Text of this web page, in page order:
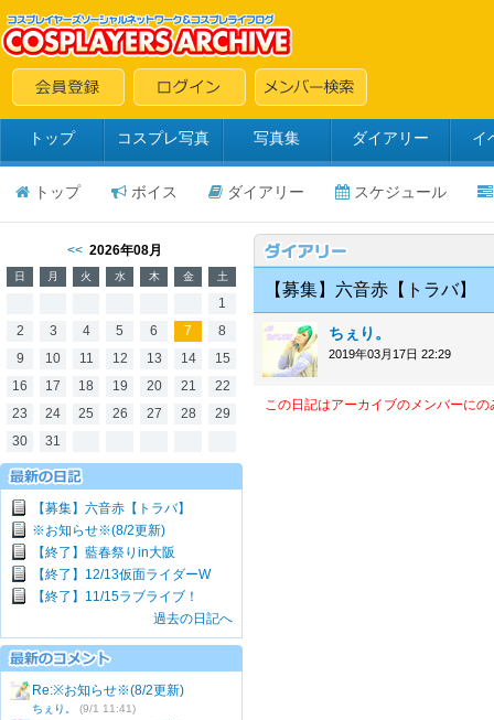
トップ コスプレ写真 写真集 ダイアリー イ
トップ ボイス ダイアリー スケジュール
<< 2026年08月
日 月 火 水 木 金 土
1
2
3 4 5 6 7
8
9
10 11 12 13 14
15
16
17 18 19 20 21
22
23
24 25 26 27 28
29
30
31
【募集】六音赤【トラバ】
※お知らせ※(8/2更新)
【終了】藍春祭りin大阪
【終了】12/13仮面ライダーW
【終了】11/15ラブライブ！
過去の日記へ
Re:※お知らせ※(8/2更新)
ちぇり。 (9/1 11:41)
【募集】六音赤【トラバ】
ちぇり。
2019年03月17日 22:29
この日記はアーカイブのメンバーに